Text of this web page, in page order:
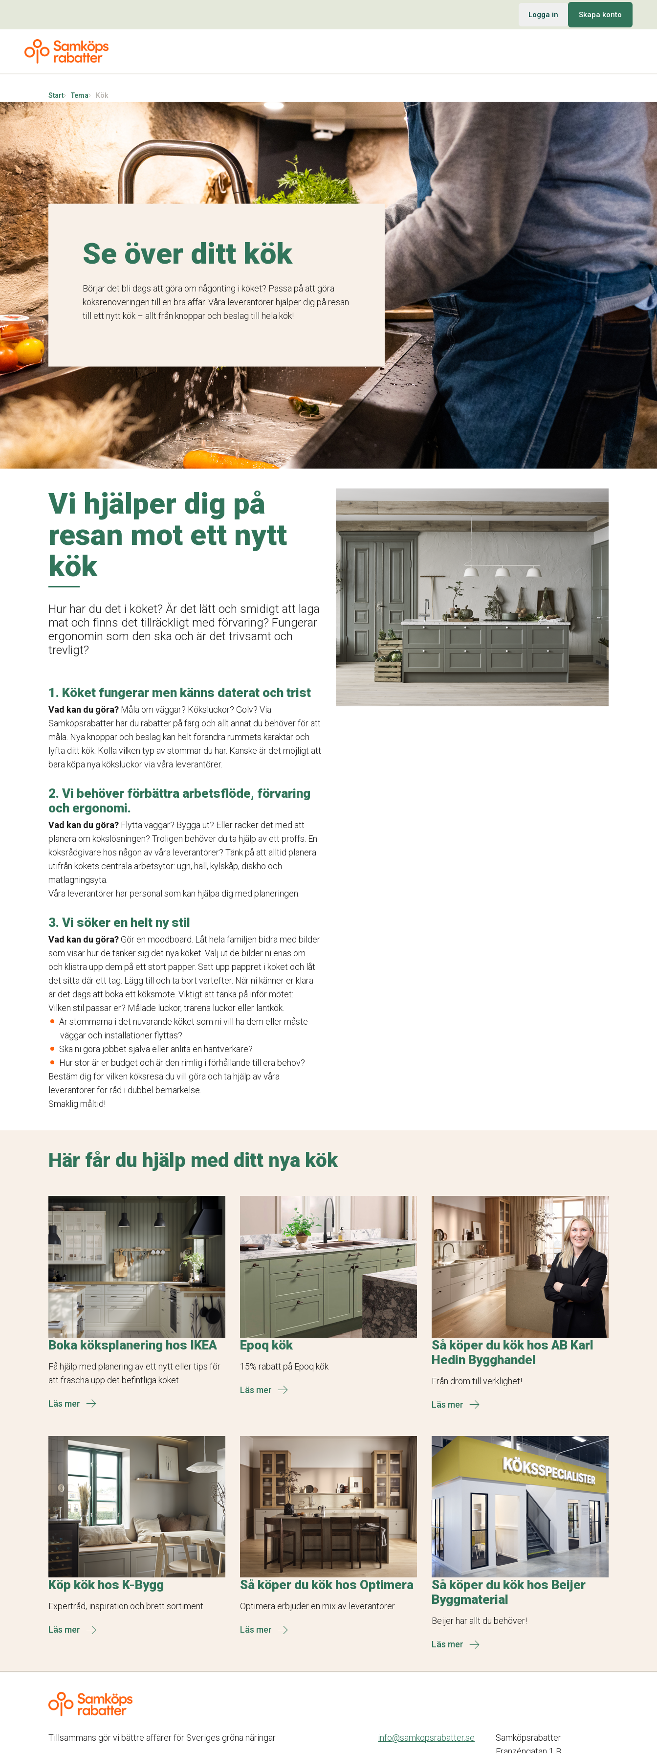
Logga in Skapa konto
Start Tema Kök
Se över ditt kök
Börjar det bli dags att göra om någonting i köket? Passa på att göra
köksrenoveringen till en bra affär. Våra leverantörer hjälper dig på resan
till ett nytt kök – allt från knoppar och beslag till hela kök!
Vi hjälper dig på
resan mot ett nytt
kök
Hur har du det i köket? Är det lätt och smidigt att laga
mat och finns det tillräckligt med förvaring? Fungerar
ergonomin som den ska och är det trivsamt och
trevligt?
1. Köket fungerar men känns daterat och trist
Vad kan du göra? Måla om väggar? Köksluckor? Golv? Via
Samköpsrabatter har du rabatter på färg och allt annat du behöver för att
måla. Nya knoppar och beslag kan helt förändra rummets karaktär och
lyfta ditt kök. Kolla vilken typ av stommar du har. Kanske är det möjligt att
bara köpa nya köksluckor via våra leverantörer.
2. Vi behöver förbättra arbetsflöde, förvaring
och ergonomi.
Vad kan du göra? Flytta väggar? Bygga ut? Eller räcker det med att
planera om kökslösningen? Troligen behöver du ta hjälp av ett proffs. En
köksrådgivare hos någon av våra leverantörer? Tänk på att alltid planera
utifrån kökets centrala arbetsytor: ugn, häll, kylskåp, diskho och
matlagningsyta.
Våra leverantörer har personal som kan hjälpa dig med planeringen.
3. Vi söker en helt ny stil
Vad kan du göra?Gör en moodboard. Låt hela familjen bidra med bilder
som visar hur de tänker sig det nya köket. Välj ut de bilder ni enas om
och klistra upp dem på ett stort papper. Sätt upp pappret i köket och låt
det sitta där ett tag. Lägg till och ta bort vartefter. När ni känner er klara
är det dags att boka ett köksmöte. Viktigt att tänka på inför mötet:
Vilken stil passar er? Målade luckor, trärena luckor eller lantkök.
Är stommarna i det nuvarande köket som ni vill ha dem eller måste
väggar och installationer flyttas?
Ska ni göra jobbet själva eller anlita en hantverkare?
Hur stor är er budget och är den rimlig i förhållande till era behov?
Bestäm dig för vilken köksresa du vill göra och ta hjälp av våra
leverantörer för råd i dubbel bemärkelse.
Smaklig måltid!
Här får du hjälp med ditt nya kök
Boka köksplanering hos IKEA
Få hjälp med planering av ett nytt eller tips för
att fräscha upp det befintliga köket.
Läs mer
Epoq kök
15% rabatt på Epoq kök
Läs mer
Så köper du kök hos AB Karl
Hedin Bygghandel
Från dröm till verklighet!
Läs mer
Köp kök hos K-Bygg
Expertråd, inspiration och brett sortiment
Läs mer
Så köper du kök hos Optimera
Optimera erbjuder en mix av leverantörer
Läs mer
Så köper du kök hos Beijer
Byggmaterial
Beijer har allt du behöver!
Läs mer
Tillsammans gör vi bättre affärer för Sveriges gröna näringar
info@samkopsrabatter.se
Samköpsrabatter